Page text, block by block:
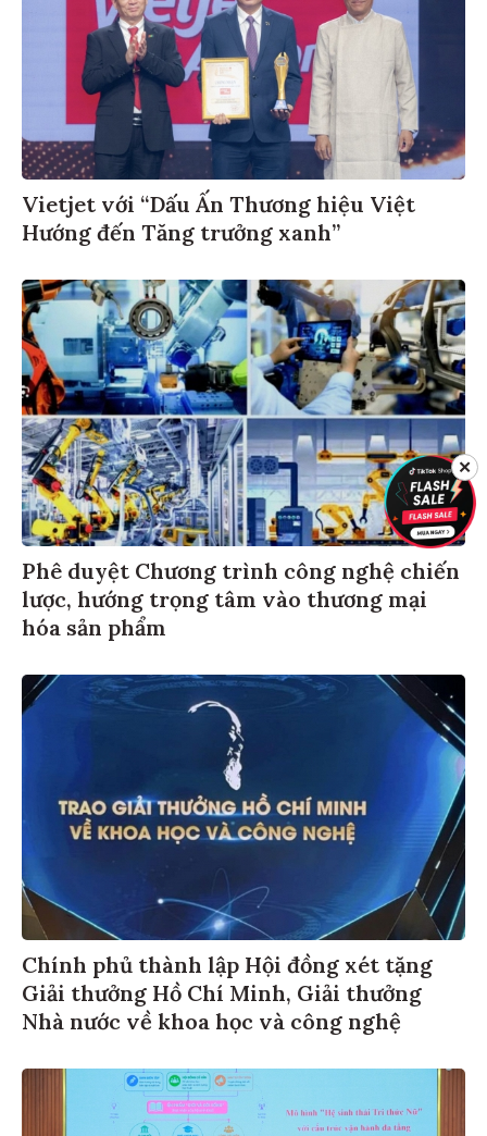
Vietjet với “Dấu Ấn Thương hiệu Việt
Hướng đến Tăng trưởng xanh”
Phê duyệt Chương trình công nghệ chiến
lược, hướng trọng tâm vào thương mại
hóa sản phẩm
Chính phủ thành lập Hội đồng xét tặng
Giải thưởng Hồ Chí Minh, Giải thưởng
Nhà nước về khoa học và công nghệ
✕